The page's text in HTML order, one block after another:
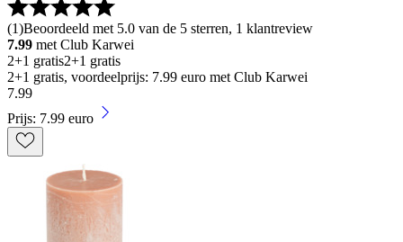
(1)Beoordeeld met 5.0 van de 5 sterren, 1 klantreview
7.99 met Club Karwei
2+1 gratis2+1 gratis
2+1 gratis, voordeelprijs: 7.99 euro met Club Karwei
7.99
Prijs: 7.99 euro